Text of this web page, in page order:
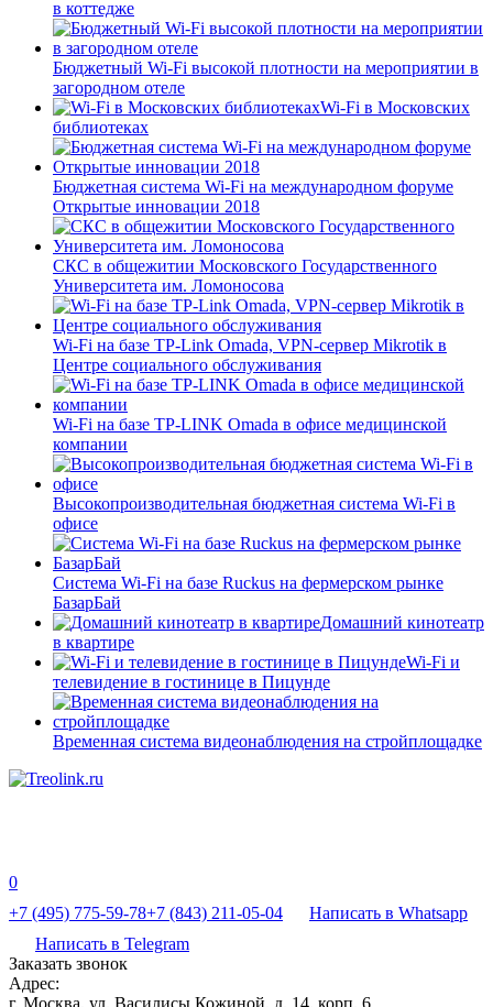
в коттедже
Бюджетный Wi-Fi высокой плотности на мероприятии в
загородном отеле
Wi-Fi в Московских
библиотеках
Бюджетная система Wi-Fi на международном форуме
Открытые инновации 2018
СКС в общежитии Московского Государственного
Университета им. Ломоносова
Wi-Fi на базе TP-Link Omada, VPN-сервер Mikrotik в
Центре социального обслуживания
Wi-Fi на базе TP-LINK Omada в офисе медицинской
компании
Высокопроизводительная бюджетная система Wi-Fi в
офисе
Система Wi-Fi на базе Ruckus на фермерском рынке
БазарБай
Домашний кинотеатр
в квартире
Wi-Fi и
телевидение в гостинице в Пицунде
Временная система видеонаблюдения на стройплощадке
0
+7 (495) 775-59-78+7 (843) 211-05-04
Написать в Whatsapp
Написать в Telegram
Заказать звонок
Адрес:
г. Москва, ул. Василисы Кожиной, д. 14, корп. 6